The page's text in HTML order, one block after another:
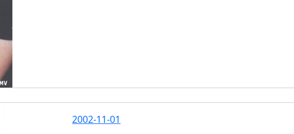
2002-11-01